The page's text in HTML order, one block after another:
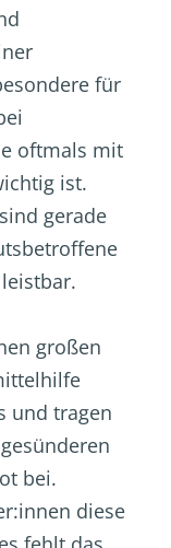
für
oftmals mit
ist.
gerade
großen
und tragen
bei.
diese